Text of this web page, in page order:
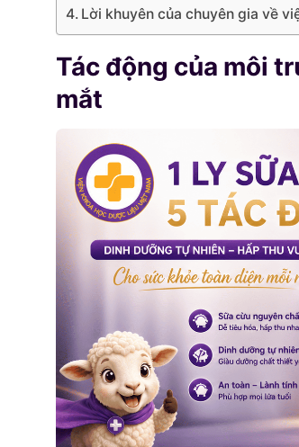
Lời khuyên của chuyên gia về
Tác động của môi
mắt